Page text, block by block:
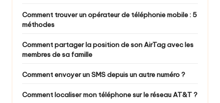
Comment trouver un opérateur de téléphonie mobile : 5
méthodes
Comment partager la position de son AirTag avec les
membres de sa famille
Comment envoyer un SMS depuis un autre numéro ?
Comment localiser mon téléphone sur le réseau AT&T ?